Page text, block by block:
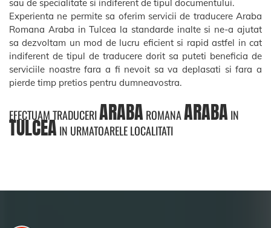
sau de specialitate si indiferent de tipul documentului.
Experienta ne permite sa oferim servicii de traducere Araba
Romana Araba in Tulcea la standarde inalte si ne-a ajutat
sa dezvoltam un mod de lucru eficient si rapid astfel in cat
indiferent de tipul de traducere dorit sa puteti beneficia de
serviciile noastre fara a fi nevoit sa va deplasati si fara a
pierde timp pretios pentru dumneavostra.
EFECTUAM TRADUCERIARABA ROMANAARABA IN
TULCEA IN URMATOARELE LOCALITATI